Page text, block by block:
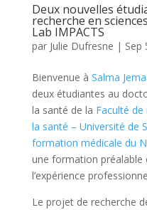
Deux nouvelles
recherche en
Lab IMPACTS
par Julie Dufresne | Sep
Bienvenue à Salma
deux étudiantes au
la santé de la Faculté
la santé – Université de
formation médicale du
une formation préalable
l’expérience
Le projet de recherche